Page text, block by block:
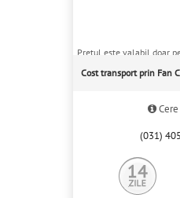
Pretul este valabil doar
Cost transport prin Fan
(031)